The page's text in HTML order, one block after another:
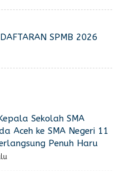
SPMB 2026
Sekolah SMA
Aceh ke SMA Negeri 11
Penuh Haru